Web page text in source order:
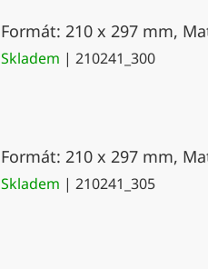
Formát: 210 x 297 mm,
Skladem | 210241_300
Formát: 210 x 297 mm,
Skladem | 210241_305